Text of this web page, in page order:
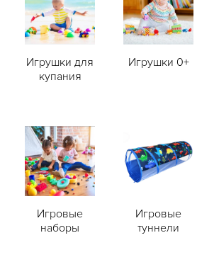
Игрушки для
купания
Игрушки 0+
Игровые
наборы
Игровые
туннели